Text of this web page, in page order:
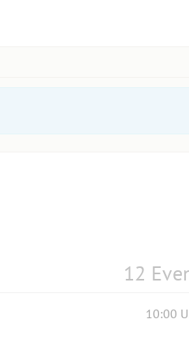
12
10:00